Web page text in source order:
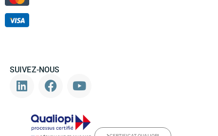
SUIVEZ-NOUS